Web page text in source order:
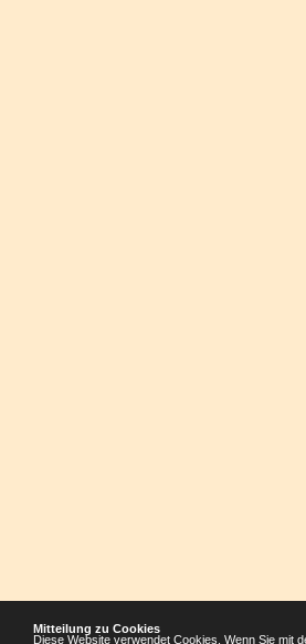
Mitteilung zu Cookies
Diese Website verwendet Cookies. Wenn Sie mit